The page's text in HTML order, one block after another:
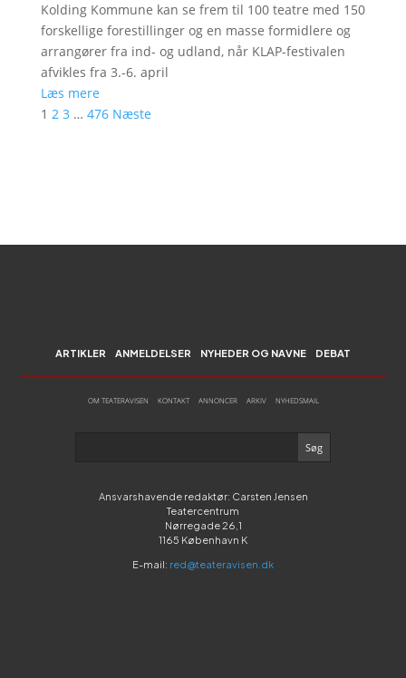
Kolding Kommune kan se frem til 100 teatre med 150
forskellige forestillinger og en masse formidlere og
arrangører fra ind- og udland, når KLAP-festivalen
afvikles fra 3.-6. april
Læs mere
1 2 3 … 476 Næste
ARTIKLER ANMELDELSER NYHEDER OG NAVNE DEBAT
OM TEATERAVISEN KONTAKT ANNONCER ARKIV NYHEDSMAIL
Ansvarshavende redaktør: Carsten Jensen
Teatercentrum
Nørregade 26,1
1165 København K
E-mail: red@teateravisen.dk